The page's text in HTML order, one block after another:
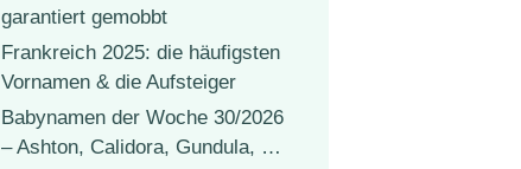
garantiert gemobbt
Frankreich 2025: die häufigsten
Vornamen & die Aufsteiger
Babynamen der Woche 30/2026
– Ashton, Calidora, Gundula, …